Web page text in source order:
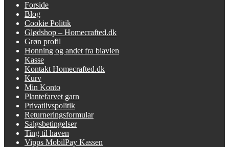
Forside
Blog
Cookie Politik
Glødshop – Homecrafted.dk
Grøn profil
Honning og andet fra biavlen
Kasse
Kontakt Homecrafted.dk
Kurv
Min Konto
Plantefarvet garn
Privatlivspolitik
Returneringsformular
Salgsbetingelser
Ting til haven
Vipps MobilPay Kassen